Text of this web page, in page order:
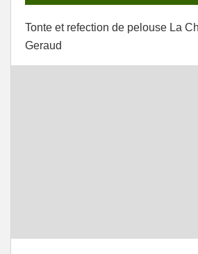
Tonte et refection de pelouse La
Geraud